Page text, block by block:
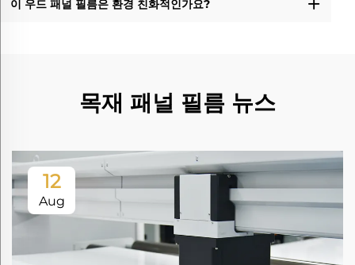
이 우드 패널 필름은 환경 친화적인가요?
목재 패널 필름 뉴스
12
Aug